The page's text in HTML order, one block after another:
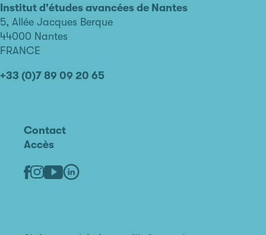
avancées
de
Nantes
Institut d'études avancées de Nantes
5, Allée Jacques Berque
44000 Nantes
FRANCE
+33 (0)7 89 09 20 65
Contact
Accès
Facebook
Instagram
YoutubeLinkedin